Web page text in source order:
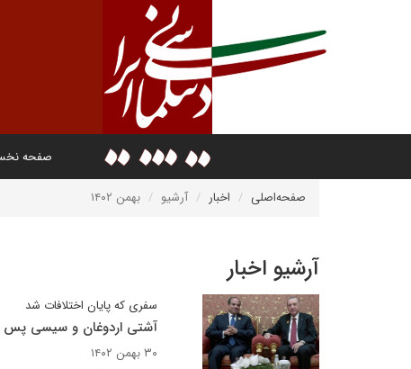
صفحه
صفحه‌اصلی اخبار آرشیو بهمن ۱۴۰۲
آرشیو اخبار
سفری که پایان اختلافات شد
آشتی اردوغان و سیسی پس از ۱۱
۳۰ بهمن ۱۴۰۲